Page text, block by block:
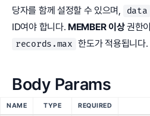
당자를 함께 설정할 수 있으며,
data
ID여야 합니다. MEMBER 이상권한
records.max 한도가 적용됩니다.
Body Params
NAME TYPE REQUIRED